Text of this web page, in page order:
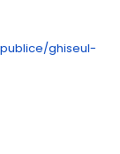
ghiseul-